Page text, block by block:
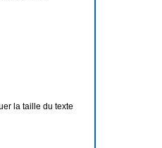
la taille du texte